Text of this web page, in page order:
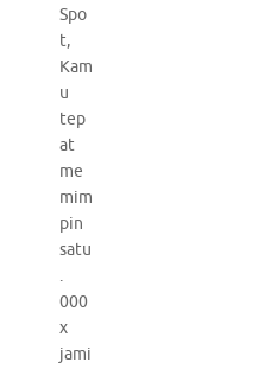
Spo
t,
Kam
u
tep
at
me
mim
pin
satu
.
000
x
jami